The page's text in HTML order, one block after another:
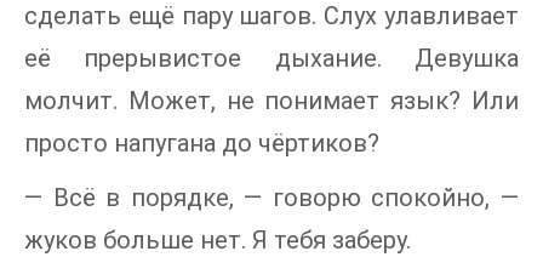
сделать ещё пару шагов. Слух улавливает
её прерывистое дыхание. Девушка
молчит. Может, не понимает язык? Или
просто напугана до чёртиков?
— Всё в порядке, — говорю спокойно, —
жуков больше нет. Я тебя заберу.